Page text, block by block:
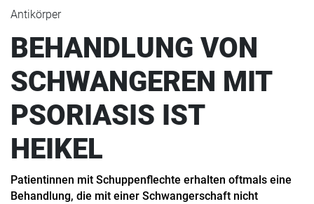
Antikörper
BEHANDLUNG VON
SCHWANGEREN MIT
PSORIASIS IST
HEIKEL
Patientinnen mit Schuppenflechte erhalten oftmals eine
Behandlung, die mit einer Schwangerschaft nicht